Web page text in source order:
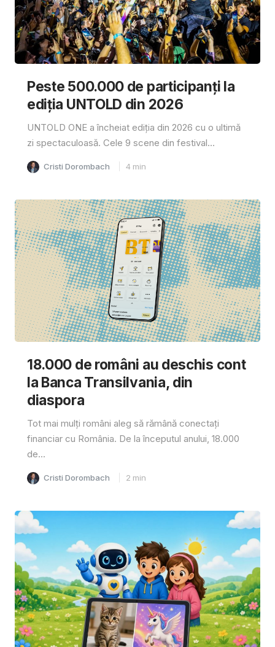
Peste 500.000 de participanți la
ediția UNTOLD din 2026
UNTOLD ONE a încheiat ediția din 2026 cu o ultimă
zi spectaculoasă. Cele 9 scene din festival...
Cristi Dorombach 4 min
18.000 de români au deschis cont
la Banca Transilvania, din
diaspora
Tot mai mulți români aleg să rămână conectați
financiar cu România. De la începutul anului, 18.000
de...
Cristi Dorombach 2 min